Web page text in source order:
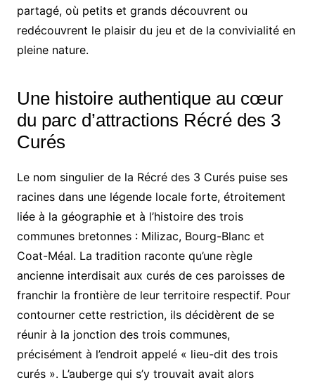
partagé, où petits et grands découvrent ou
redécouvrent le plaisir du jeu et de la convivialité en
pleine nature.
Une histoire authentique au cœur
du parc d’attractions Récré des 3
Curés
Le nom singulier de la Récré des 3 Curés puise ses
racines dans une légende locale forte, étroitement
liée à la géographie et à l’histoire des trois
communes bretonnes : Milizac, Bourg-Blanc et
Coat-Méal. La tradition raconte qu’une règle
ancienne interdisait aux curés de ces paroisses de
franchir la frontière de leur territoire respectif. Pour
contourner cette restriction, ils décidèrent de se
réunir à la jonction des trois communes,
précisément à l’endroit appelé « lieu-dit des trois
curés ». L’auberge qui s’y trouvait avait alors